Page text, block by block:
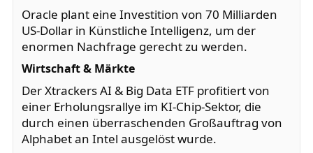
Oracle plant eine Investition von 70 Milliarden
US-Dollar in Künstliche Intelligenz, um der
enormen Nachfrage gerecht zu werden.
Wirtschaft & Märkte
Der Xtrackers AI & Big Data ETF profitiert von
einer Erholungsrallye im KI-Chip-Sektor, die
durch einen überraschenden Großauftrag von
Alphabet an Intel ausgelöst wurde.